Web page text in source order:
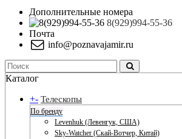
Дополнительные номера
8(929)994-55-36
Почта
info@poznavajamir.ru
Каталог
+- Телескопы
По бренду
Levenhuk (Левенгук, США)
Sky-Watcher (Скай-Вотчер, Китай)